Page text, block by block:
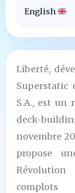
English
Liberté,
Superstatic
S.A., est un
deck-
novembre
propose